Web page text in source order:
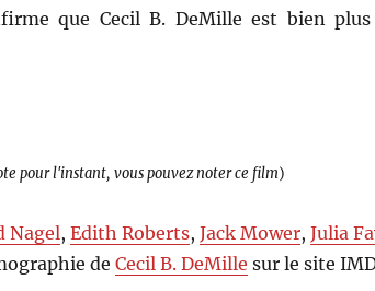
que Cecil B. DeMille est bien
pour l'instant, vous pouvez noter ce film)
Nagel,Edith Roberts,Jack Mower,Julia
deCecil B. DeMille sur le site